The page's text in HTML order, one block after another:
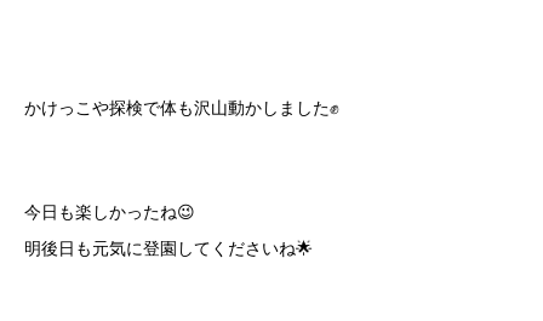
かけっこや探検で体も沢山動かしました✊
今日も楽しかったね😉
明後日も元気に登園してくださいね🌟